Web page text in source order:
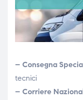
– Consegna
tecnici
– Corriere